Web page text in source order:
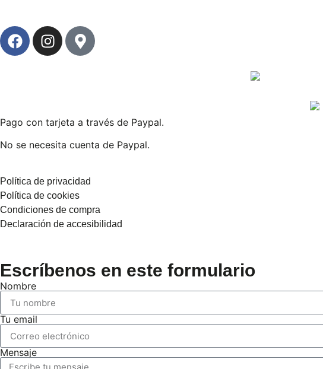
Pago con tarjeta a través de Paypal.
No se necesita cuenta de Paypal.
Política de privacidad
Política de cookies
Condiciones de compra
Declaración de accesibilidad
Escríbenos en este formulario
Nombre
Tu email
Mensaje